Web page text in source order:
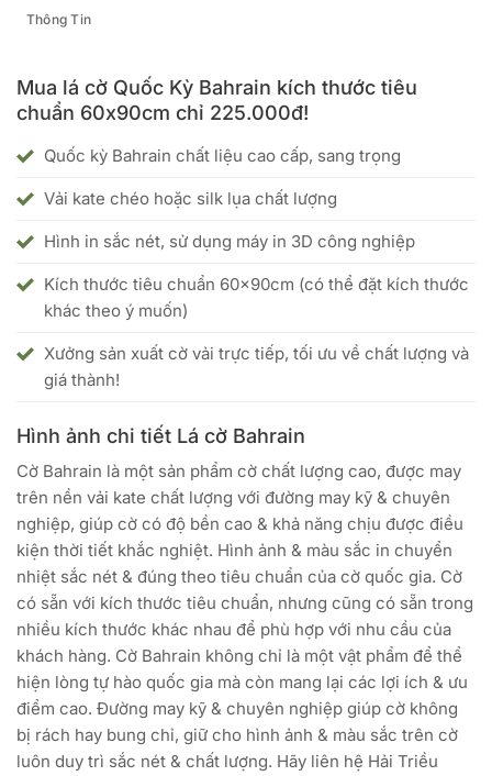
Thông Tin
Mua lá cờ Quốc Kỳ Bahrain kích thước tiêu
chuẩn 60x90cm chỉ 225.000đ!
Quốc kỳ Bahrain chất liệu cao cấp, sang trọng
Vải kate chéo hoặc silk lụa chất lượng
Hình in sắc nét, sử dụng máy in 3D công nghiệp
Kích thước tiêu chuẩn 60x90cm (có thể đặt kích thước
khác theo ý muốn)
Xưởng sản xuất cờ vải trực tiếp, tối ưu về chất lượng và
giá thành!
Hình ảnh chi tiết Lá cờ Bahrain
Cờ Bahrain là một sản phẩm cờ chất lượng cao, được may
trên nền vải kate chất lượng với đường may kỹ & chuyên
nghiệp, giúp cờ có độ bền cao & khả năng chịu được điều
kiện thời tiết khắc nghiệt. Hình ảnh & màu sắc in chuyển
nhiệt sắc nét & đúng theo tiêu chuẩn của cờ quốc gia. Cờ
có sẵn với kích thước tiêu chuẩn, nhưng cũng có sẵn trong
nhiều kích thước khác nhau để phù hợp với nhu cầu của
khách hàng. Cờ Bahrain không chỉ là một vật phẩm để thể
hiện lòng tự hào quốc gia mà còn mang lại các lợi ích & ưu
điểm cao. Đường may kỹ & chuyên nghiệp giúp cờ không
bị rách hay bung chỉ, giữ cho hình ảnh & màu sắc trên cờ
luôn duy trì sắc nét & chất lượng. Hãy liên hệ Hải Triều